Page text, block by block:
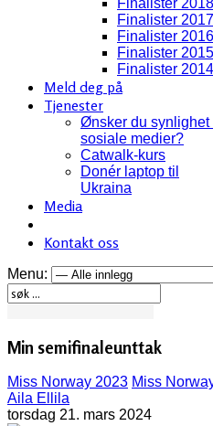
Finalister 2017
Finalister 2016
Finalister 2015
Finalister 2014
Meld deg på
Tjenester
Ønsker du synlighet
sosiale medier?
Catwalk-kurs
Donér laptop til
Ukraina
Media
Kontakt oss
Menu:
Min semifinaleunttak
Miss Norway 2023 Miss
Aila Ellila
torsdag 21. mars 2024